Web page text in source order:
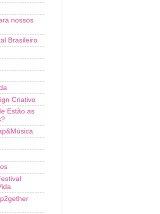
nossos
Brasileiro
Criativo
Estão as